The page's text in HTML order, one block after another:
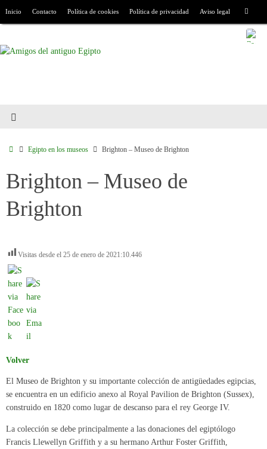
Inicio Contacto Política de cookies Política de privacidad Aviso legal
Egipto en los museos Brighton – Museo de Brighton
Brighton – Museo de
Brighton
Visitas desde el 25 de enero de 2021:10.446
Volver
El Museo de Brighton y su importante colección de antigüedades egipcias,
se encuentra en un edificio anexo al Royal Pavilion de Brighton (Sussex),
construido en 1820 como lugar de descanso para el rey George IV.
La colección se debe principalmente a las donaciones del egiptólogo
Francis Llewellyn Griffith y a su hermano Arthur Foster Griffith,